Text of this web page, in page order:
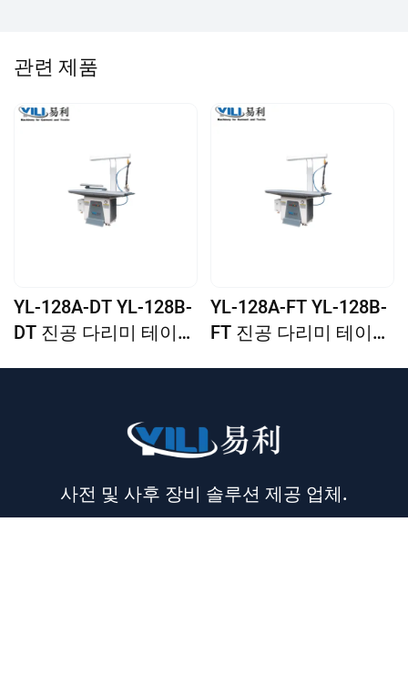
관련 제품
YL-128A-DT YL-128B-
DT 진공 다리미 테이블
YL-128A-FT YL-128B-
FT 진공 다리미 테이블
사전 및 사후 장비 솔루션 제공 업체.